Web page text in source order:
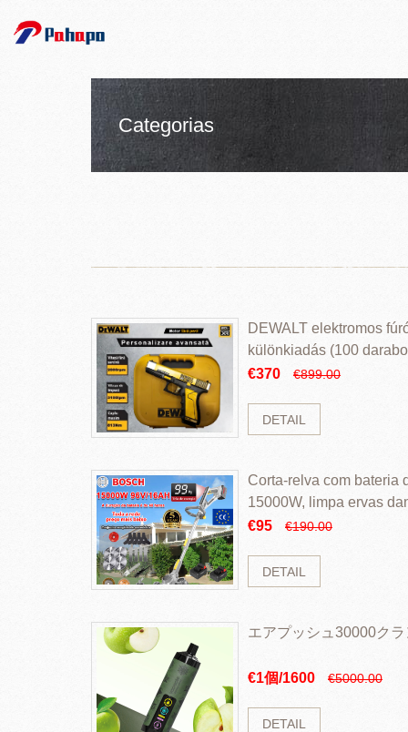
Categorias
DEWALT elektromos
különkiadás (100
€370
€899.00
DETAIL
Corta-relva com bateria
15000W, limpa ervas
rapidamente
€95 €190.00
DETAIL
エアプッシュ30000ク
€1個/1600 €5000.00
DETAIL